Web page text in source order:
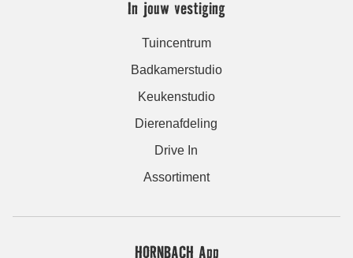
In jouw vestiging
Tuincentrum
Badkamerstudio
Keukenstudio
Dierenafdeling
Drive In
Assortiment
HORNBACH App